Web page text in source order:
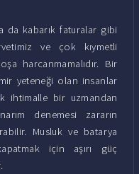
da kabarık faturalar gibi
ve çok kıymetli
harcanmamalıdır. Bir
yeteneği olan insanlar
ihtimalle bir uzmandan
denemesi zararın
Musluk ve batarya
için aşırı güç